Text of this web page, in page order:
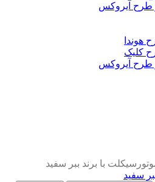
طرح آیروکس
هوندا
کلیک
طرح آیروکس
با برند ببر سفید